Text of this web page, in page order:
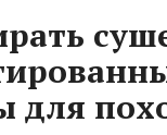
для